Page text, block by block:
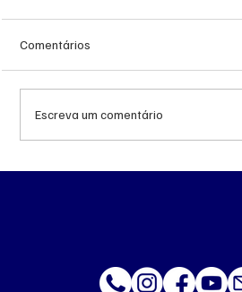
Comentários
Escreva um comentário